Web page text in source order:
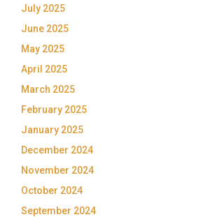
July 2025
June 2025
May 2025
April 2025
March 2025
February 2025
January 2025
December 2024
November 2024
October 2024
September 2024